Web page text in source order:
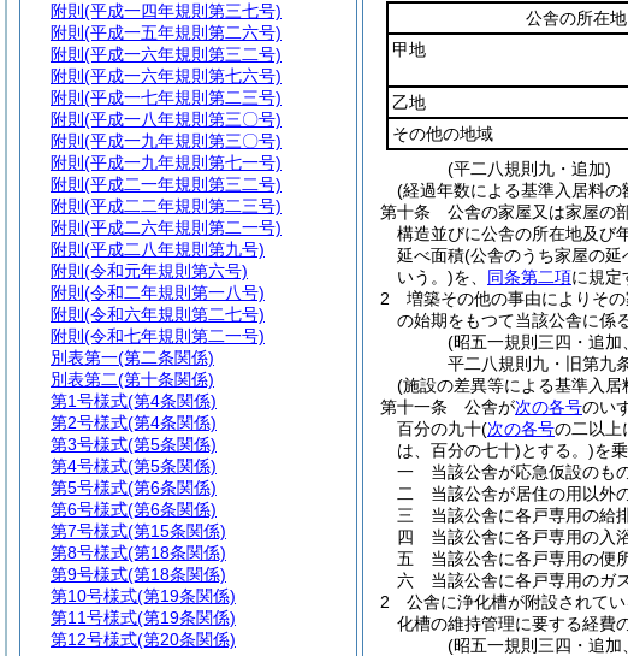
公舎の所在地
甲地
乙地
その他の地域
(平二八規則九・追加)
(経過年数による基準入居料の
第十条
公舎の家屋又は家屋の
構造並びに公舎の所在地及び
延べ面積(公舎のうち家屋の延
いう。)を、 同条第二項に規定
2
増築その他の事由によりそ
の始期をもつて当該公舎に係
(昭五一規則三四・追加
平二八規則九・旧第九
(施設の差異等による基準入居
第十一条
公舎が次の各号のい
百分の九十(次の各号の二以上
は、百分の七十)とする。)を
一
当該公舎が応急仮設のも
二
当該公舎が居住の用以外
三
当該公舎に各戸専用の給
四
当該公舎に各戸専用の入
五
当該公舎に各戸専用の便
六
当該公舎に各戸専用のガ
2
公舎に浄化槽が附設されてい
化槽の維持管理に要する経費
(昭五一規則三四・追加
附則 (平成一四年規則第三七号)
附則 (平成一五年規則第二六号)
附則 (平成一六年規則第三二号)
附則 (平成一六年規則第七六号)
附則 (平成一七年規則第二三号)
附則 (平成一八年規則第三〇号)
附則 (平成一九年規則第三〇号)
附則 (平成一九年規則第七一号)
附則 (平成二一年規則第三二号)
附則 (平成二二年規則第二三号)
附則 (平成二六年規則第二一号)
附則 (平成二八年規則第九号)
附則 (令和元年規則第六号)
附則 (令和二年規則第一八号)
附則 (令和六年規則第二七号)
附則 (令和七年規則第二一号)
別表第一(第二条関係)
別表第二(第十条関係)
第1号様式(第4条関係)
第2号様式(第4条関係)
第3号様式(第5条関係)
第4号様式(第5条関係)
第5号様式(第6条関係)
第6号様式(第6条関係)
第7号様式(第15条関係)
第8号様式(第18条関係)
第9号様式(第18条関係)
第10号様式(第19条関係)
第11号様式(第19条関係)
第12号様式(第20条関係)